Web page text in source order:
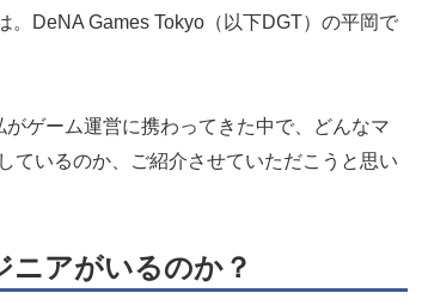
DeNA Games Tokyo（以下DGT）の平岡で
ゲーム運営に携わってきた中で、どんなマ
ているのか、ご紹介させていただこうと思い
アがいるのか？